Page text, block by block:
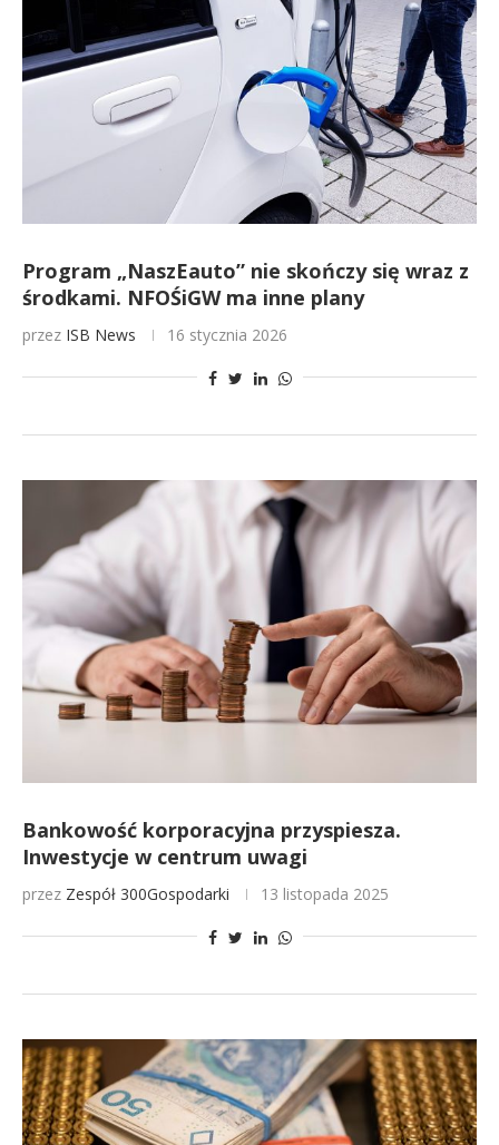
Program „NaszEauto” nie skończy się wraz z
środkami. NFOŚiGW ma inne plany
przez ISB News 16 stycznia 2026
Bankowość korporacyjna przyspiesza.
Inwestycje w centrum uwagi
przez Zespół 300Gospodarki 13 listopada 2025